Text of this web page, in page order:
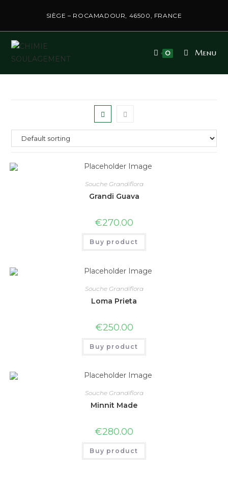
SIÈGE – ROCAMADOUR, 46500, FRANCE
0 Menu
Souche Grandiflora
Grandi Guava
€270.00
Buy product
Souche Grandiflora
Loma Prieta
€250.00
Buy product
Souche Grandiflora
Minnit Made
€280.00
Buy product